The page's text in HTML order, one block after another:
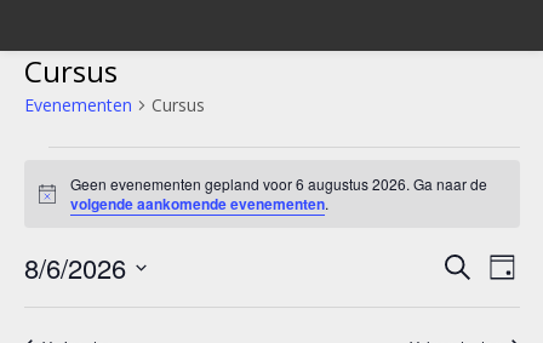
Cursus
Evenementen Cursus
Evenementen
in
6
augustus
Bericht
Geen evenementen gepland voor 6 augustus 2026. Ga naar de
volgende aankomende evenementen.
Zoeken
Dag
8/6/2026